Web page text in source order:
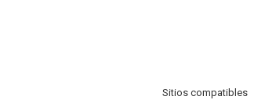
Sitios compatibles